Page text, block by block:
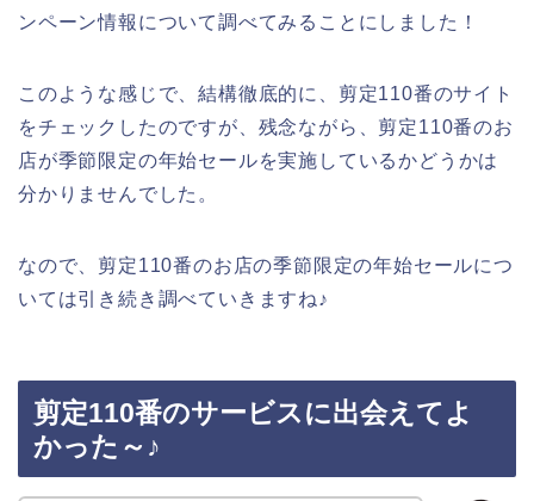
ンペーン情報について調べてみることにしました！
このような感じで、結構徹底的に、剪定110番のサイト
をチェックしたのですが、残念ながら、剪定110番のお
店が季節限定の年始セールを実施しているかどうかは
分かりませんでした。
なので、剪定110番のお店の季節限定の年始セールにつ
いては引き続き調べていきますね♪
剪定110番のサービスに出会えてよ
かった～♪